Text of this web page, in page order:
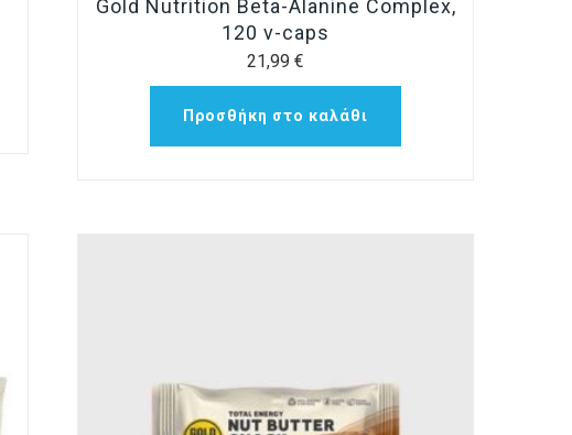
Gold Nutrition Beta-Alanine Complex,
120 v-caps
21,99€
Προσθήκη στο καλάθι